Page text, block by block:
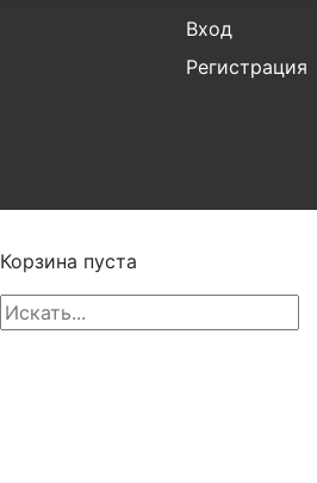
Вход
Регистрация
Корзина пуста